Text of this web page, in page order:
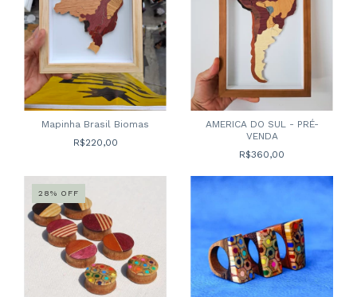
Mapinha Brasil Biomas
R$220,00
AMERICA DO SUL - PRÉ-
VENDA
R$360,00
28% OFF